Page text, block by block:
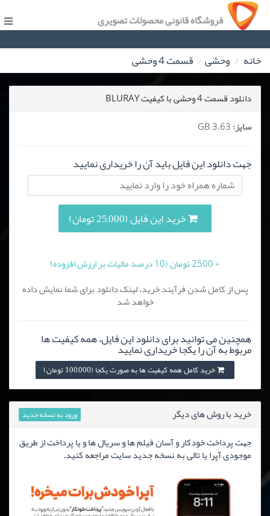
فروشگاه قانونی محصولات تصویری
خانه وحشی قسمت 4 وحشی
دانلود قسمت 4 وحشی با کیفیت BLURAY
سایز:
جهت دانلود این فایل باید آن را خریداری نمایید
خرید این فایل (25,000 تومان)
+ 2500 تومان (10 درصد مالیات بر ارزش افزوده)
پس از کامل شدن فرآیند خرید، لینک دانلود برای شما نمایش داده
خواهد شد
همچنین می توانید برای دانلود این فایل، همه کیفیت ها
مربوط به آن را یکجا خریداری نمایید
خرید کامل همه کیفیت ها به صورت یکجا (100,000 تومان)
خرید با روش های دیگر ورود به نسخه جدید
جهت پرداخت خودکار و آسان فیلم ها و سریال ها و یا پرداخت از طریق
موجودی آپرا یا تالی به نسخه جدید سایت مراجعه کنید.